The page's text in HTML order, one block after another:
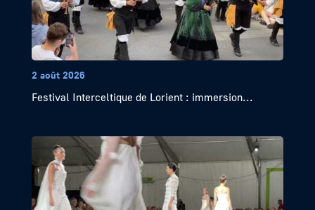
2 août 2026
Festival Interceltique de Lorient : immersion...